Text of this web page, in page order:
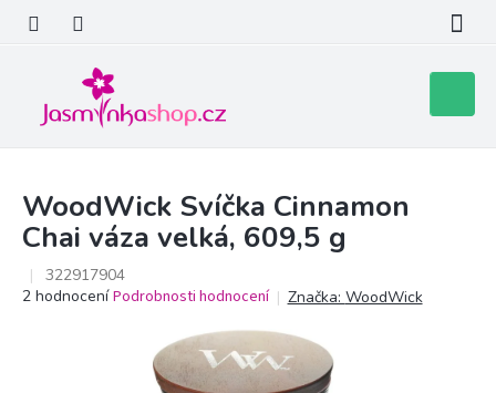
obsah
košík
WoodWick Svíčka Cinnamon
Chai váza velká, 609,5 g
322917904
Průměrné
2 hodnocení Podrobnosti hodnocení Značka: WoodWick